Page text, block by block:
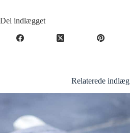
Del indlægget
Relaterede indlæg